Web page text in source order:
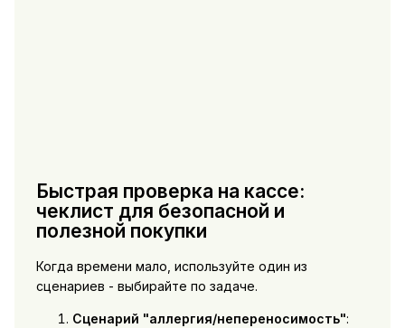
Быстрая проверка на кассе:
чеклист для безопасной и
полезной покупки
Когда времени мало, используйте один из
сценариев - выбирайте по задаче.
Сценарий "аллергия/непереносимость":